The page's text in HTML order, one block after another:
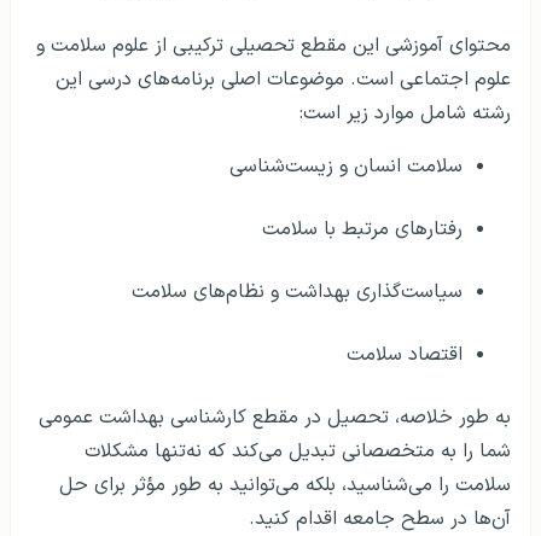
محتوای آموزشی این مقطع تحصیلی ترکیبی از علوم سلامت و
علوم اجتماعی است. موضوعات اصلی برنامه‌های درسی این
رشته شامل موارد زیر است:
سلامت انسان و زیست‌شناسی
رفتارهای مرتبط با سلامت
سیاست‌گذاری بهداشت و نظام‌های سلامت
اقتصاد سلامت
به طور خلاصه، تحصیل در مقطع کارشناسی بهداشت عمومی
شما را به متخصصانی تبدیل می‌کند که نه‌تنها مشکلات
سلامت را می‌شناسید، بلکه می‌توانید به طور مؤثر برای حل
آن‌ها در سطح جامعه اقدام کنید.